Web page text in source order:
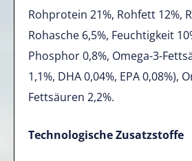
Rohprotein 21%, Rohfett 12%,
Rohasche 6,5%, Feuchtigkeit
Phosphor 0,8%, Omega-3-
1,1%, DHA 0,04%, EPA 0,08%),
Fettsäuren 2,2%.
Technologische Zusatzstoffe